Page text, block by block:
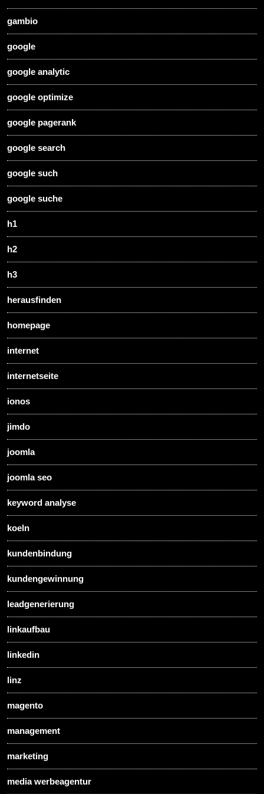
gambio
google
google analytic
google optimize
google pagerank
google search
google such
google suche
h1
h2
h3
herausfinden
homepage
internet
internetseite
ionos
jimdo
joomla
joomla seo
keyword analyse
koeln
kundenbindung
kundengewinnung
leadgenerierung
linkaufbau
linkedin
linz
magento
management
marketing
media werbeagentur